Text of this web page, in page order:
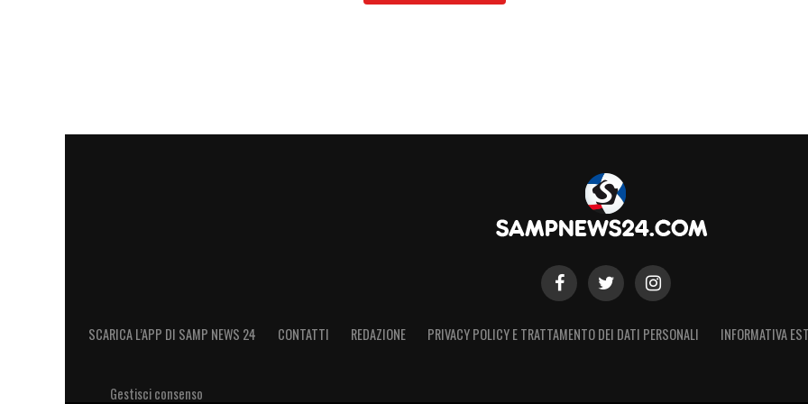
SCARICA L’APP DI SAMP NEWS 24 CONTATTI REDAZIONE PRIVACY POLICY E TRATTAMENTO DEI DATI PERSONALI INFORMATIVA
Gestisci consenso